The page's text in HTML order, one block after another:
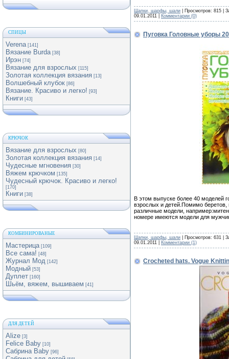
СПИЦЫ
Verena [141]
Вязание Burda [38]
Ирэн [74]
Вязание для взрослых [115]
Золотая коллекция вязания [13]
Волшебный клубок [86]
Вязание. Красиво и легко! [93]
Книги [43]
КРЮЧОК
Вязание для взрослых [80]
Золотая коллекция вязания [14]
Чудесные мгновения [30]
Вяжем крючком [135]
Чудесный крючок. Красиво и легко!
[170]
Книги [38]
КОМБИНИРОВАНЫЕ
Мастерица [109]
Все сама! [48]
Журнал Мод [142]
Модный [53]
Дуплет [160]
Шьём, вяжем, вышиваем [41]
ДЛЯ ДЕТЕЙ
Alize [3]
Felice Baby [10]
Сабрина Baby [96]
Шапки, шарфы, шали | Просмотров: 815 |
09.01.2011
Комментарии (0)
Пуговка Головные уборы
В этом выпуске более 40 моделей
взрослых и детей.Помимо беретов,
различные модели,
номере имеются модели для
Шапки, шарфы, шали | Просмотров: 631 |
09.01.2011
Комментарии (1)
Crocheted hats. Vogue